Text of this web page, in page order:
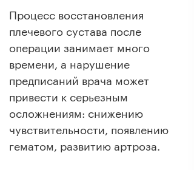
Процесс восстановления
плечевого сустава после
операции занимает много
времени, а нарушение
предписаний врача может
привести к серьезным
осложнениям: снижению
чувствительности, появлению
гематом, развитию артроза.